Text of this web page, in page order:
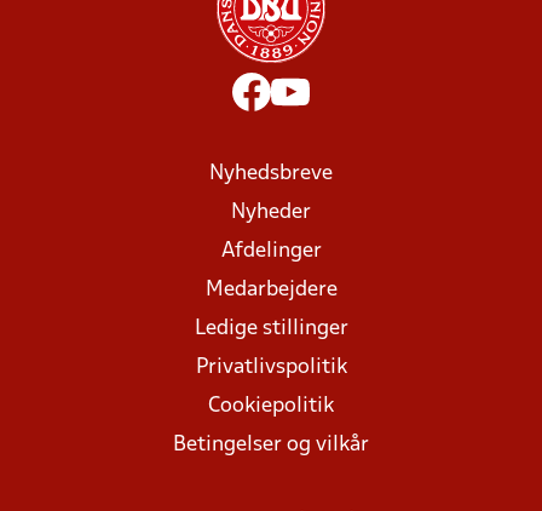
Nyhedsbreve
Nyheder
Afdelinger
Medarbejdere
Ledige stillinger
Privatlivspolitik
Cookiepolitik
Betingelser og vilkår